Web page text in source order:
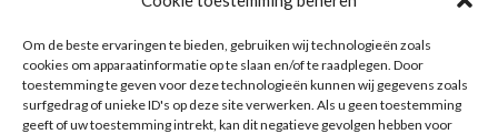
Om de beste ervaringen te bieden, gebruiken wij technologieën zoals
cookies om apparaatinformatie op te slaan en/of te raadplegen. Door
toestemming te geven voor deze technologieën kunnen wij gegevens zoals
surfgedrag of unieke ID's op deze site verwerken. Als u geen toestemming
geeft of uw toestemming intrekt, kan dit negatieve gevolgen hebben voor